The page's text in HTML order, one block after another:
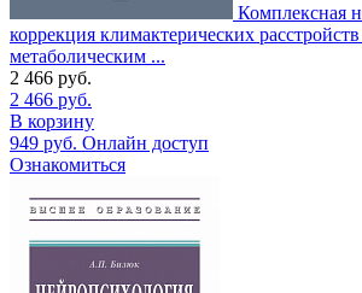
Комплексная
коррекция климактерических
метаболическим ...
2 466 руб.
2 466 руб.
В корзину
949 руб. Онлайн доступ
Ознакомиться